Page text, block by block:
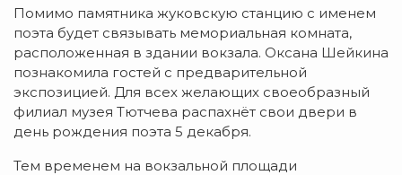
Помимо памятника жуковскую станцию с именем
поэта будет связывать мемориальная комната,
расположенная в здании вокзала. Оксана Шейкина
познакомила гостей с предварительной
экспозицией. Для всех желающих своеобразный
филиал музея Тютчева распахнёт свои двери в
день рождения поэта 5 декабря.
Тем временем на вокзальной площади